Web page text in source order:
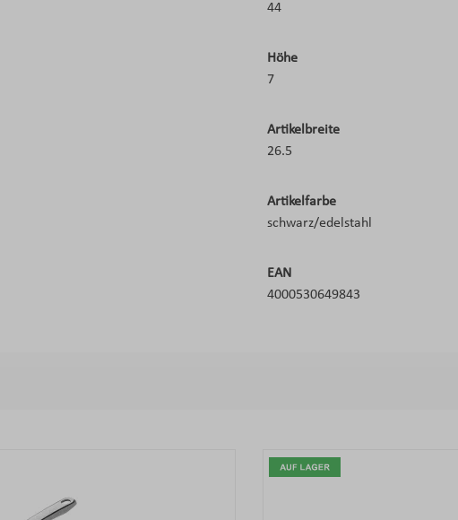
44
Höhe
7
Artikelbreite
26.5
Artikelfarbe
schwarz/edelstahl
EAN
4000530649843